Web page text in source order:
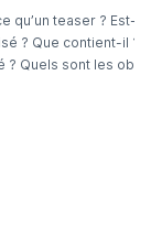
qu’un teaser ? Est-il
? Que contient-il ?
? Quels sont les